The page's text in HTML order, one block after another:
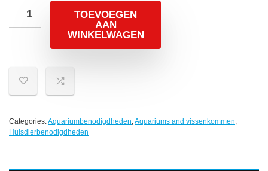
TOEVOEGEN
AAN
WINKELWAGEN
Categories:Aquariumbenodigdheden,Aquariums and vissenkommen,
Huisdierbenodigdheden